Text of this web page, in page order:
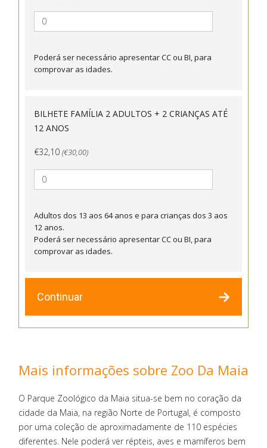
Poderá ser necessário apresentar CC ou BI, para
comprovar as idades.
BILHETE FAMÍLIA 2 ADULTOS + 2 CRIANÇAS ATÉ
12 ANOS
€32,10 (€30,00)
Adultos dos 13 aos 64 anos e para crianças dos 3 aos
12 anos.
Poderá ser necessário apresentar CC ou BI, para
comprovar as idades.
Continuar
Mais informações sobre Zoo Da Maia
O Parque Zoológico da Maia situa-se bem no coração da
cidade da Maia, na região Norte de Portugal, é composto
por uma coleção de aproximadamente de 110 espécies
diferentes. Nele poderá ver répteis, aves e mamíferos bem